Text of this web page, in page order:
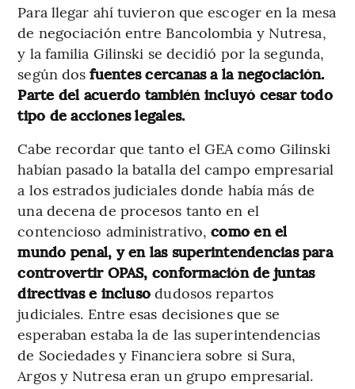
Para llegar ahí tuvieron que escoger en la mesa
de negociación entre Bancolombia y Nutresa,
y la familia Gilinski se decidió por la segunda,
según dosfuentes cercanas a la negociación.
Parte del acuerdo también incluyó cesar todo
tipo de acciones legales.
Cabe recordar que tanto el GEA como Gilinski
habían pasado la batalla del campo empresarial
a los estrados judiciales donde había más de
una decena de procesos tanto en el
contencioso administrativo,como en el
mundo penal, y en las superintendencias para
controvertir OPAS, conformación de juntas
directivas e incluso dudosos repartos
judiciales. Entre esas decisiones que se
esperaban estaba la de las superintendencias
de Sociedades y Financiera sobre si Sura,
Argos y Nutresa eran un grupo empresarial.